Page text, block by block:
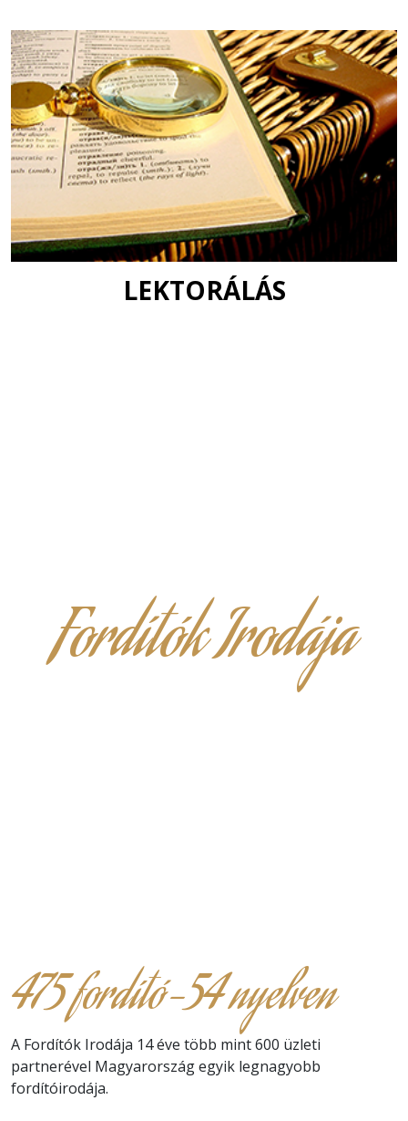
LEKTORÁLÁS
Fordítók Irodája
475 fordító-54 nyelven
A Fordítók Irodája 14 éve több mint 600 üzleti
partnerével Magyarország egyik legnagyobb
fordítóirodája.